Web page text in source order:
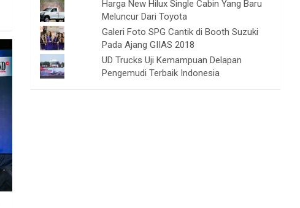
Harga New Hilux Single Cabin Yang Baru
Meluncur Dari Toyota
Galeri Foto SPG Cantik di Booth Suzuki
Pada Ajang GIIAS 2018
UD Trucks Uji Kemampuan Delapan
Pengemudi Terbaik Indonesia